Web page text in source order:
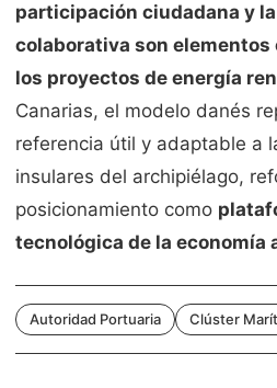
participación ciudadana y
colaborativa son elementos
los proyectos de energía
Canarias, el modelo danés
referencia útil y adaptable a
insulares del archipiélago,
posicionamiento como
tecnológica de la economía
Autoridad Portuaria Clúster